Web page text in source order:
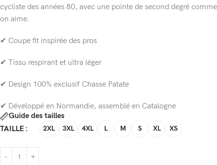
cycliste des années 80, avec une pointe de second degré comme
on aime.
✔ Coupe fit inspirée des pros
✔ Tissu respirant et ultra léger
✔ Design 100% exclusif Chasse Patate
✔ Développé en Normandie, assemblé en Catalogne
Guide des tailles
TAILLE
2XL 3XL 4XL L M S XL XS